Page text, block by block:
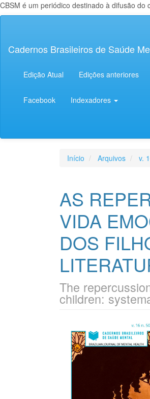
CBSM é um periódico destinado à difusão
principal
Lateral
Cadernos Brasileiros de Saúde
Edição Atual Edições anteriores
Facebook Indexadores
Início Arquivos v.
AS
VIDA
DOS
The
children:
Barra
lateral
de